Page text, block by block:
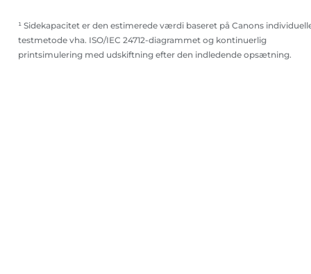
¹ Sidekapacitet er den estimerede værdi baseret på Canons
testmetode vha. ISO/IEC 24712-diagrammet og kontinuerlig
printsimulering med udskiftning efter den indledende opsætning.